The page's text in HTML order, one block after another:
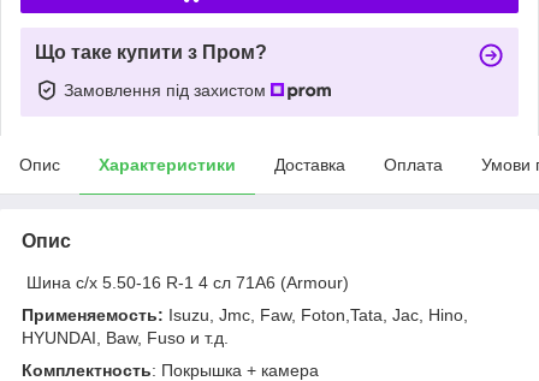
Що таке купити з Пром?
Замовлення під захистом
Опис Характеристики Доставка Оплата Умови
Опис
Шина с/х 5.50-16 R-1 4 сл 71A6 (Armour)
Применяемость: Isuzu, Jmc, Faw, Foton,Tata, Jac, Hino,
HYUNDAI, Baw, Fuso и т.д.
Комплектность: Покрышка + камера